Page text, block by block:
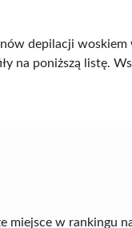
depilacji woskiem
na poniższą listę.
miejsce w rankingu